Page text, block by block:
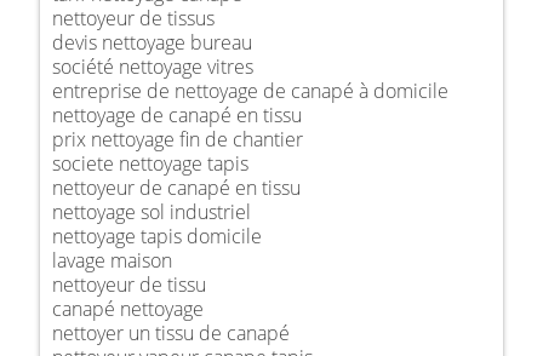
nettoyeur de tissus
devis nettoyage bureau
société nettoyage vitres
entreprise de nettoyage de canapé à domicile
nettoyage de canapé en tissu
prix nettoyage fin de chantier
societe nettoyage tapis
nettoyeur de canapé en tissu
nettoyage sol industriel
nettoyage tapis domicile
lavage maison
nettoyeur de tissu
canapé nettoyage
nettoyer un tissu de canapé